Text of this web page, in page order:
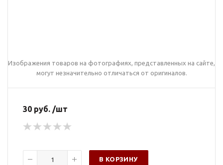
Изображения товаров на фотографиях, представленных на сайте,
могут незначительно отличаться от оригиналов.
30 руб. /шт
В КОРЗИНУ